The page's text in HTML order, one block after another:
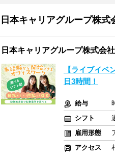
日本キャリアグループ株式
日本キャリアグループ株式会
【ライブイ
日3時間！
給与
シフト
雇用形態
アクセス